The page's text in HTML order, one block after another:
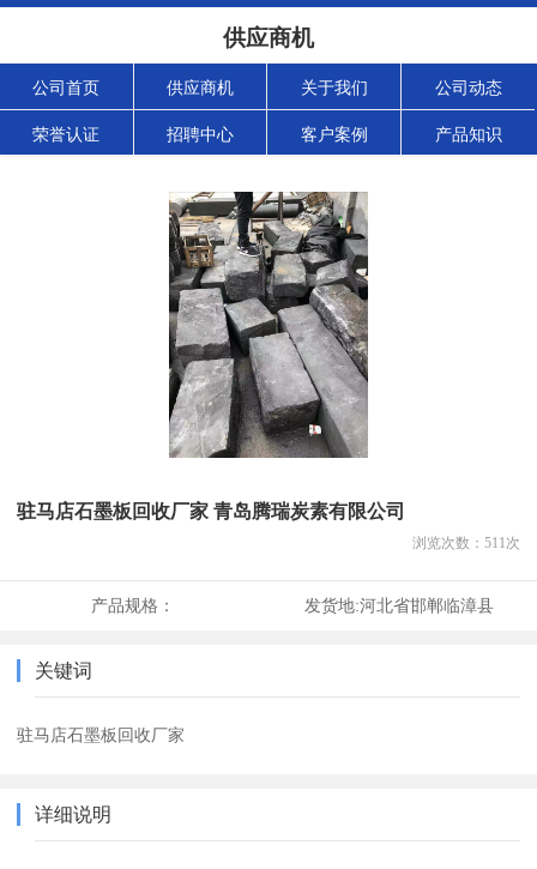
供应商机
公司首页 供应商机 关于我们 公司动态
荣誉认证 招聘中心 客户案例 产品知识
驻马店石墨板回收厂家 青岛腾瑞炭素有限公司
浏览次数： 511次
产品规格： 发货地:河北省邯郸临漳县
关键词
驻马店石墨板回收厂家
详细说明